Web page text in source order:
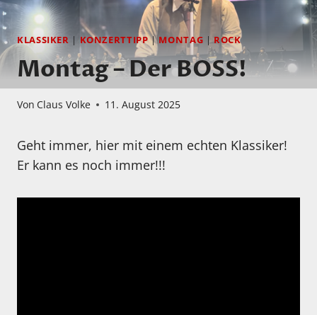
KLASSIKER | KONZERTTIPP|MONTAG |ROCK
Montag – Der BOSS!
Von Claus Volke 11. August 2025
Geht immer, hier mit einem echten Klassiker!
Er kann es noch immer!!!